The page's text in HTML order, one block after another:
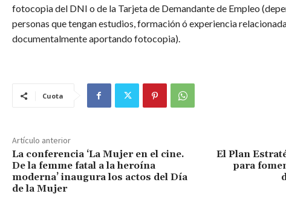
fotocopia del DNI o de la Tarjeta de Demandante de Empleo
personas que tengan estudios, formación ó experiencia
documentalmente aportando fotocopia).
Cuota
Artículo anterior
La conferencia ‘La Mujer en el cine.
De la femme fatal a la heroína
moderna’ inaugura los actos del Día
de la Mujer
El Plan
para